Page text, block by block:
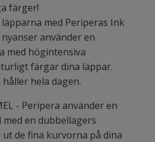
färger!
med Periperas Ink
använder en
med högintensiva
färgar dina läppar.
hela dagen.
- Peripera använder en
en dubbellagers
de fina kurvorna på dina